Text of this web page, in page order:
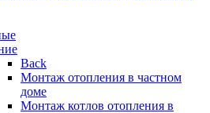
Back
Монтаж отопления в частном
доме
Монтаж котлов отопления в